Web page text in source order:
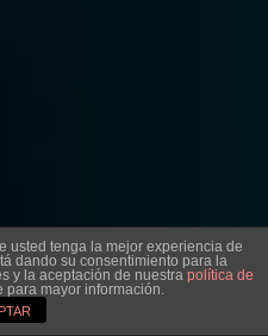
usted tenga la mejor experiencia de
dando su consentimiento para la
y la aceptación de nuestra política de
para mayor información.